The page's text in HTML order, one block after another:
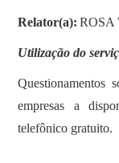
Relator(a):ROSA
Utilização do
Questionamentos
empresas a
telefônico gratuito.